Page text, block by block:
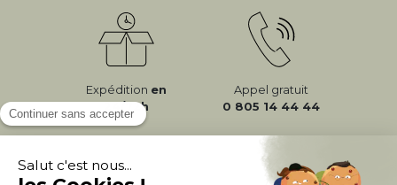
Expédition en
24/72h
Appel gratuit
0 805 14 44 44